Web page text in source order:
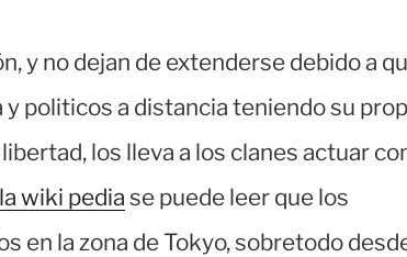
y no dejan de extenderse debido a
politicos a distancia teniendo su
los lleva a los clanes actuar
wiki pedia se puede leer que los
en la zona de Tokyo, sobretodo